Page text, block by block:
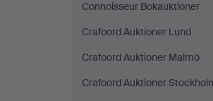
Connoisseur Bokauktioner
Crafoord Auktioner Lund
Crafoord Auktioner Malmö
Crafoord Auktioner